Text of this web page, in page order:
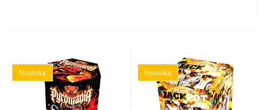
Novinka Novinka